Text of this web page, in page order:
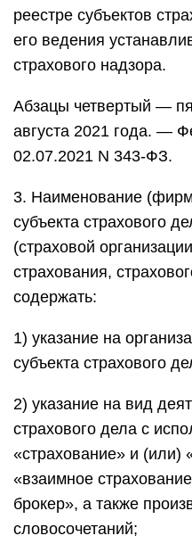
реестре субъектов
его ведения
страхового надзора.
Абзацы четвертый —
августа 2021 года. —
02.07.2021 N 343-ФЗ.
3. Наименование
субъекта страхового
(страховой
страхования,
содержать:
1) указание на
субъекта страхового
2) указание на вид
страхового дела с
«страхование» и (или)
«взаимное
брокер», а также
словосочетаний;